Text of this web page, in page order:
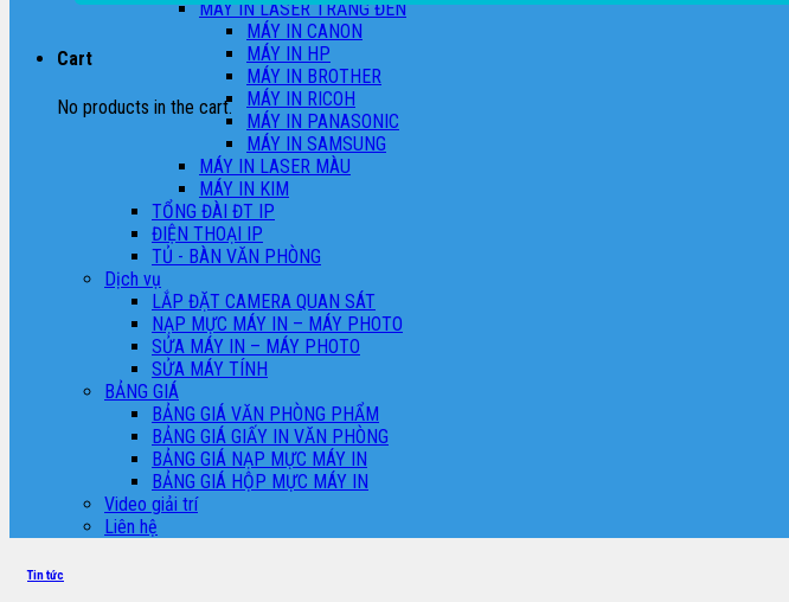
Cart
No products in the cart.
MÁY IN LASER TRẮNG ĐEN
MÁY IN CANON
MÁY IN HP
MÁY IN BROTHER
MÁY IN RICOH
MÁY IN PANASONIC
MÁY IN SAMSUNG
MÁY IN LASER MÀU
MÁY IN KIM
TỔNG ĐÀI ĐT IP
ĐIỆN THOẠI IP
TỦ - BÀN VĂN PHÒNG
Dịch vụ
LẮP ĐẶT CAMERA QUAN SÁT
NẠP MỰC MÁY IN – MÁY PHOTO
SỬA MÁY IN – MÁY PHOTO
SỬA MÁY TÍNH
BẢNG GIÁ
BẢNG GIÁ VĂN PHÒNG PHẨM
BẢNG GIÁ GIẤY IN VĂN PHÒNG
BẢNG GIÁ NẠP MỰC MÁY IN
BẢNG GIÁ HỘP MỰC MÁY IN
Video giải trí
Liên hệ
Tin tức